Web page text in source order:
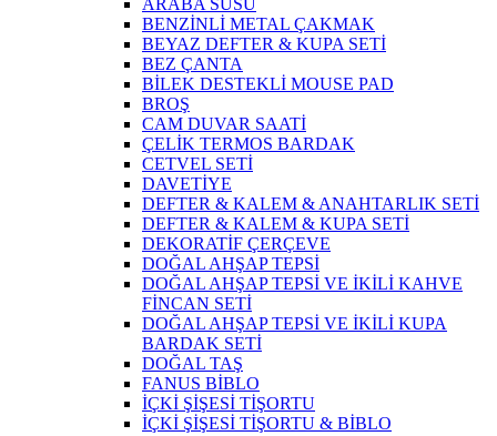
ARABA SÜSÜ
BENZİNLİ METAL ÇAKMAK
BEYAZ DEFTER & KUPA SETİ
BEZ ÇANTA
BİLEK DESTEKLİ MOUSE PAD
BROŞ
CAM DUVAR SAATİ
ÇELİK TERMOS BARDAK
CETVEL SETİ
DAVETİYE
DEFTER & KALEM & ANAHTARLIK SETİ
DEFTER & KALEM & KUPA SETİ
DEKORATİF ÇERÇEVE
DOĞAL AHŞAP TEPSİ
DOĞAL AHŞAP TEPSİ VE İKİLİ KAHVE
FİNCAN SETİ
DOĞAL AHŞAP TEPSİ VE İKİLİ KUPA
BARDAK SETİ
DOĞAL TAŞ
FANUS BİBLO
İÇKİ ŞİŞESİ TİŞORTU
İÇKİ ŞİŞESİ TİŞORTU & BİBLO